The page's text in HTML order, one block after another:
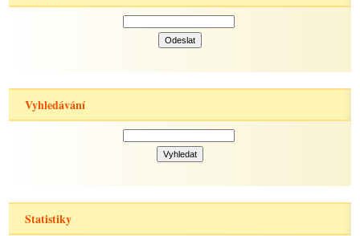
Vyhledávání
Statistiky